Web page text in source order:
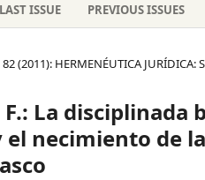
LAST ISSUE PREVIOUS ISSUES
82 (2011): HERMENÉUTICA JURÍDICA:
F.: La disciplinada
el necimiento de